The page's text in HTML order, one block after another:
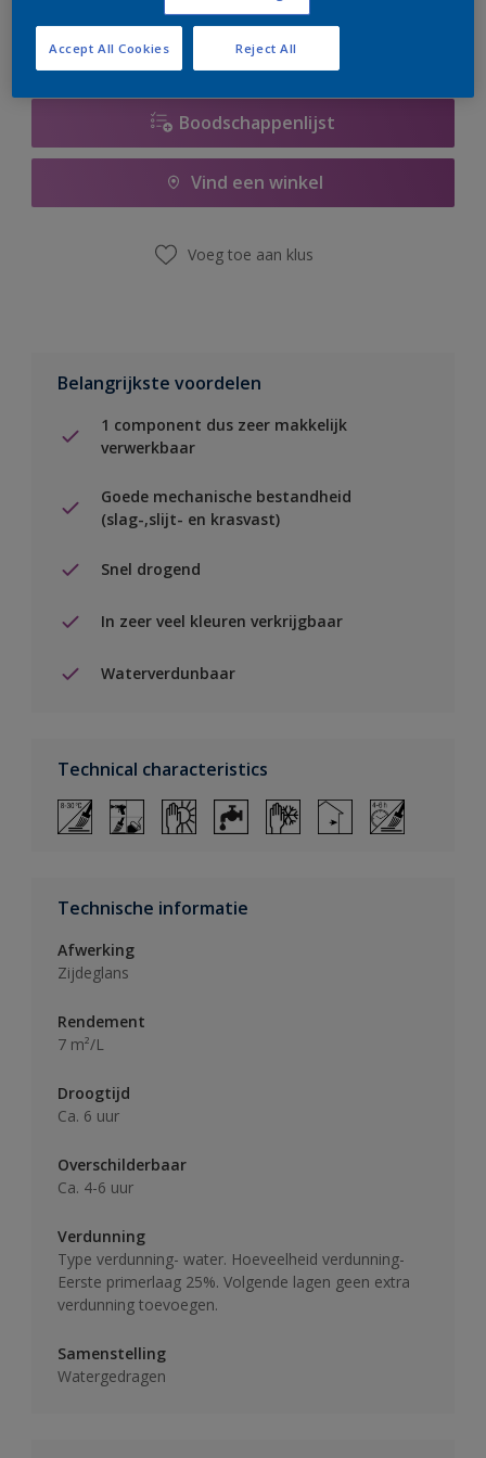
Boodschappenlijst
Vind een winkel
Voeg toe aan klus
Belangrijkste voordelen
1 component dus zeer makkelijk
verwerkbaar
Goede mechanische bestandheid
(slag-,slijt- en krasvast)
Snel drogend
In zeer veel kleuren verkrijgbaar
Waterverdunbaar
Technical characteristics
Technische informatie
Afwerking
Zijdeglans
Rendement
7 m²/L
Droogtijd
Ca. 6 uur
Overschilderbaar
Ca. 4-6 uur
Verdunning
Type verdunning- water. Hoeveelheid verdunning-
Eerste primerlaag 25%. Volgende lagen geen extra
verdunning toevoegen.
Samenstelling
Watergedragen
Reject All
Accept All Cookies